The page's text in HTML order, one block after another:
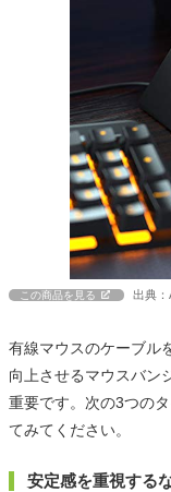
この商品を見る 出典
有線マウスのケーブル
向上させるマウスバン
重要です。次の3つの
てみてください。
安定感を重視する